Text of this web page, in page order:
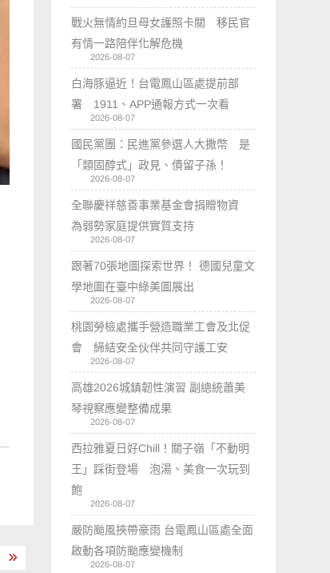
戰火無情約旦母女護照卡關 移民官
有情一路陪伴化解危機
2026-08-07
白海豚逼近！台電鳳山區處提前部
署 1911、APP通報方式一次看
2026-08-07
國民黨團：民進黨參選人大撒幣 是
「類固醇式」政見、債留子孫！
2026-08-07
全聯慶祥慈善事業基金會捐贈物資
為弱勢家庭提供實質支持
2026-08-07
跟著70張地圖探索世界！ 德國兒童文
學地圖在臺中綠美圖展出
2026-08-07
桃園勞檢處攜手營造職業工會及北促
會 締結安全伙伴共同守護工安
2026-08-07
高雄2026城鎮韌性演習 副總統蕭美
琴視察應變整備成果
2026-08-07
西拉雅夏日好Chill！關子嶺「不動明
王」踩街登場 泡湯、美食一次玩到
飽
2026-08-07
嚴防颱風挾帶豪雨 台電鳳山區處全面
啟動各項防颱應變機制
2026-08-07